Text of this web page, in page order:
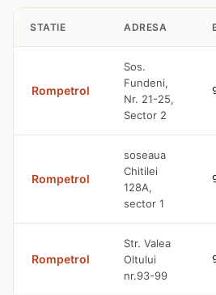
STATIE ADRESA
Rompetrol
Sos.
Fundeni,
Nr. 21-25,
Sector 2
Rompetrol
soseaua
Chitilei
128A,
sector 1
Rompetrol
Str. Valea
Oltului
nr.93-99